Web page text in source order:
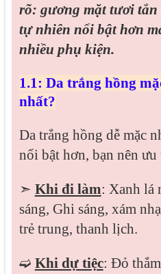
rõ: gương mặt tươi
tự nhiên nổi bật hơn
nhiều phụ kiện.
1.1: Da trắng hồng
nhất?
Da trắng hồng dễ mặc
nổi bật hơn, bạn nên ưu
➣ Khi đi làm: Xanh lá
sáng, Ghi sáng, xám
trẻ trung, thanh lịch.
➫ Khi dự tiệc: Đỏ